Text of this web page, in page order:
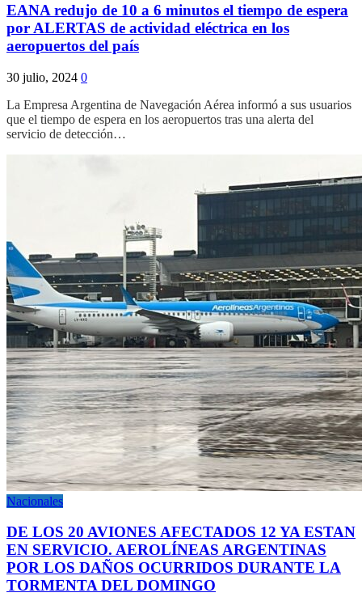
EANA redujo de 10 a 6 minutos el tiempo de espera
por ALERTAS de actividad eléctrica en los
aeropuertos del país
30 julio, 2024 0
La Empresa Argentina de Navegación Aérea informó a sus usuarios
que el tiempo de espera en los aeropuertos tras una alerta del
servicio de detección…
Nacionales
DE LOS 20 AVIONES AFECTADOS 12 YA ESTAN
EN SERVICIO. AEROLÍNEAS ARGENTINAS
POR LOS DAÑOS OCURRIDOS DURANTE LA
TORMENTA DEL DOMINGO